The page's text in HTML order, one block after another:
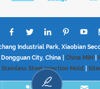
Industrial Park, Xiaobian
City, China | China MIM|
Stainless Steel Injection Mold